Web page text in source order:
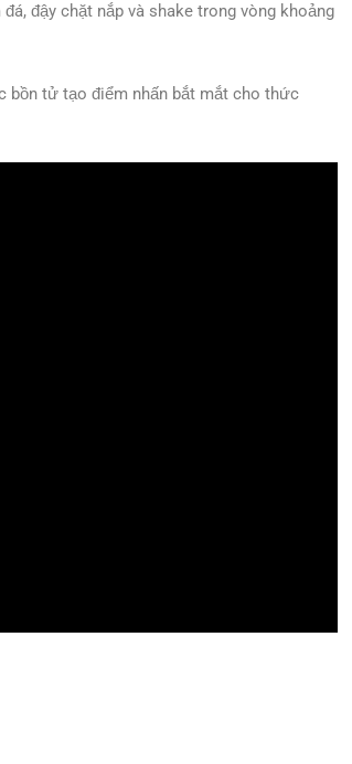
đậy chặt nắp và shake trong vòng khoảng
bồn tử tạo điểm nhấn bắt mắt cho thức